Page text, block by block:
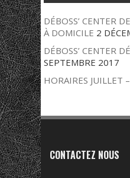
DÉBOSS’ CENTER
À DOMICILE 2
DÉBOSS’ CENTER
SEPTEMBRE 2017
HORAIRES JUILLET
CONTACTEZ NOUS